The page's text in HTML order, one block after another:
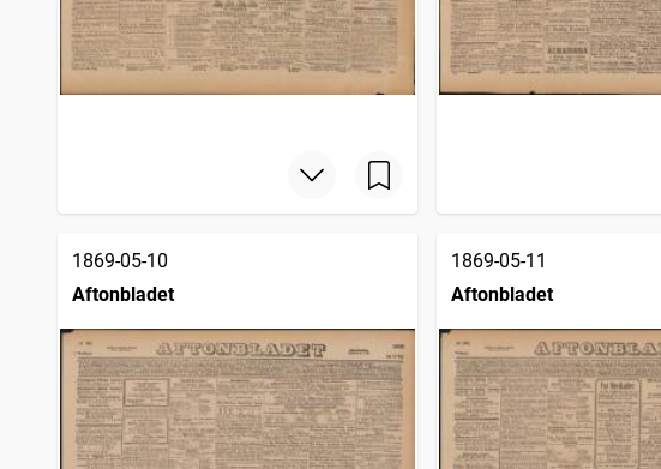
1869-05-10
Aftonbladet
1869-05-11
Aftonbladet